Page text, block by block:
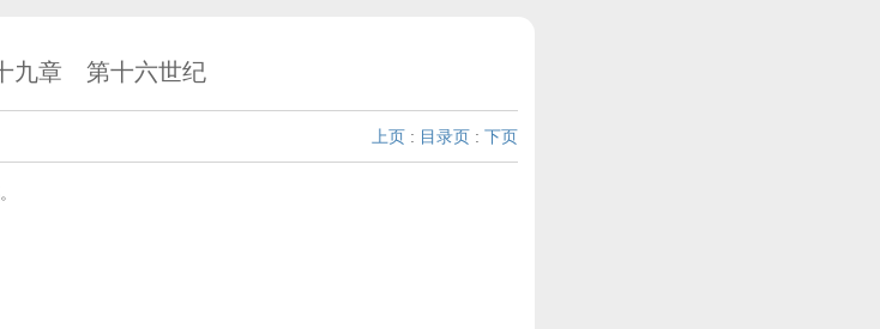
九章 第十六世纪
上页 : 目录页 : 下页